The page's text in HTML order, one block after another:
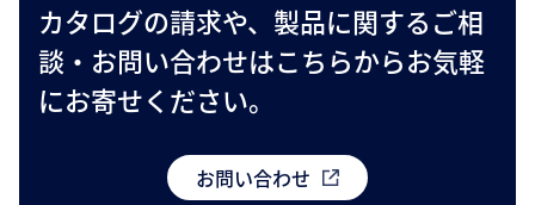
カタログの請求や、製品に関するご相
談・お問い合わせはこちらからお気軽
にお寄せください。
お問い合わせ